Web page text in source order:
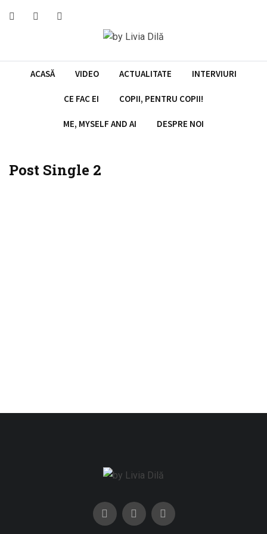
ACASĂ VIDEO ACTUALITATE INTERVIURI
CE FAC EI COPII, PENTRU COPII!
ME, MYSELF AND AI DESPRE NOI
Post Single 2